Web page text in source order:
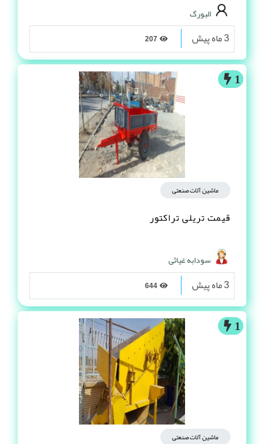
البورگ
3 ماه پیش
1
ماشین آلات صنعتی
قیمت تریلی تراکتور
سودابه غیاثی
3 ماه پیش
1
ماشین آلات صنعتی